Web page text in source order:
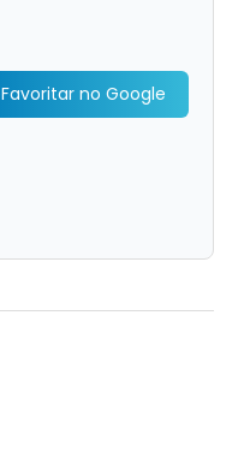
Favoritar no Google